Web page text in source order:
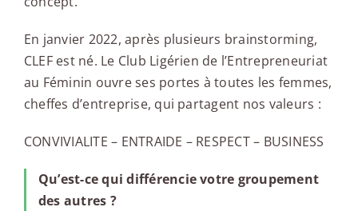
En janvier 2022, après plusieurs brainstorming,
CLEF est né. Le Club Ligérien de l’Entrepreneuriat
au Féminin ouvre ses portes à toutes les femmes,
cheffes d’entreprise, qui partagent nos valeurs :
CONVIVIALITE – ENTRAIDE – RESPECT – BUSINESS
Qu’est-ce qui différencie votre groupement
des autres ?